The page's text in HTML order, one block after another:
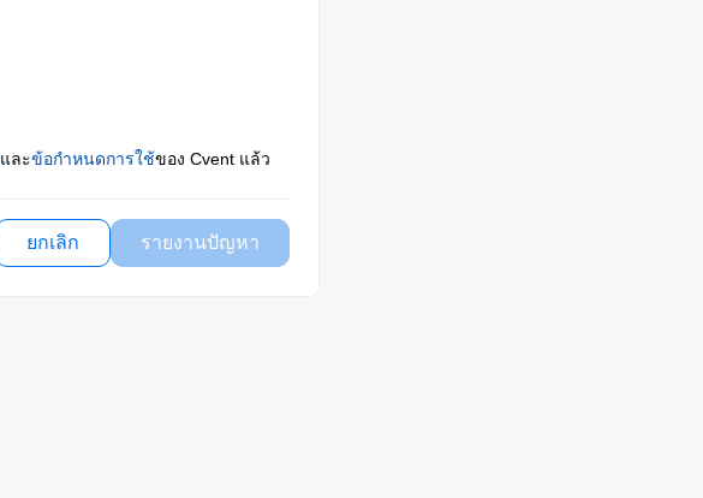
และข้อกำหนดการใช้ของ Cvent แล้ว
ยกเลิก รายงานปัญหา